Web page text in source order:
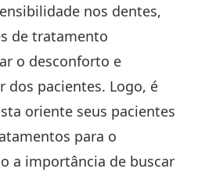
nos dentes,
de tratamento
o desconforto e
dos pacientes. Logo, é
oriente seus pacientes
para o
a importância de buscar